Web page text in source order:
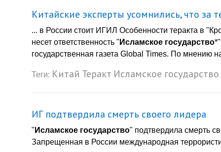
Китайские эксперты усомнились, что за
... в России стоит ИГИЛ Особенности теракта в
несет ответственность " Исламское государство
государственная газета Global Times. По мнению
Теги: Китай Теракт Исламское государство
ИГ подтвердила смерть своего лидера
" Исламское государство" подтвердила смерть
Запрещенная в России международная